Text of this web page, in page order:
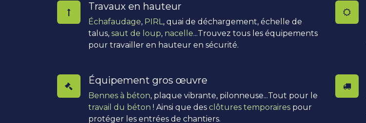
Travaux en hauteur
Échafaudage, PIRL, quai de déchargement, échelle de
talus, saut de loup, nacelle...Trouvez tous les équipements
pour travailler en hauteur en sécurité.
Équipement gros œuvre
Bennes à béton, plaque vibrante, pilonneuse...Tout pour le
travail du béton ! Ainsi que des clôtures temporaires pour
protéger les entrées de chantiers.